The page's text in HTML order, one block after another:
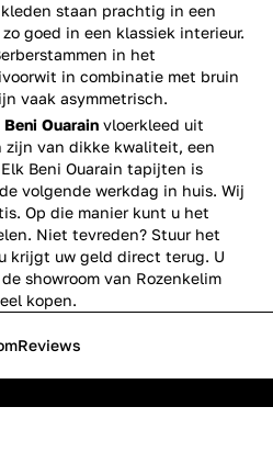
staan prachtig in een
goed in een klassiek interieur.
in het
in combinatie met bruin
vaak asymmetrisch.
Beni Ouarain vloerkleed uit
zijn van dikke kwaliteit, een
Beni Ouarain tapijten is
volgende werkdag in huis. Wij
Op die manier kunt u het
Niet tevreden? Stuur het
krijgt uw geld direct terug. U
showroom van Rozenkelim
kopen.
Reviews